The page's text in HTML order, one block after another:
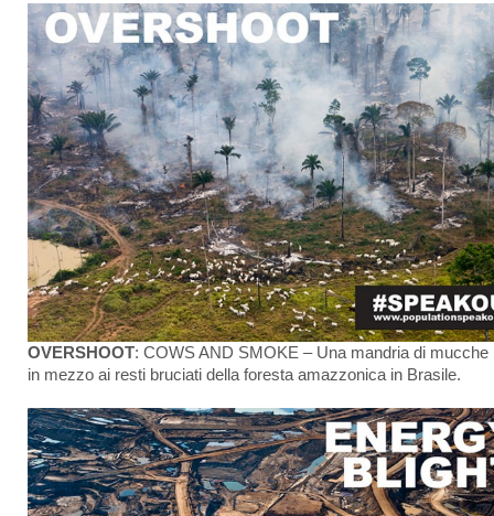
OVERSHOOT: COWS AND SMOKE – Una mandria di mucche
in mezzo ai resti bruciati della foresta amazzonica in Brasile.